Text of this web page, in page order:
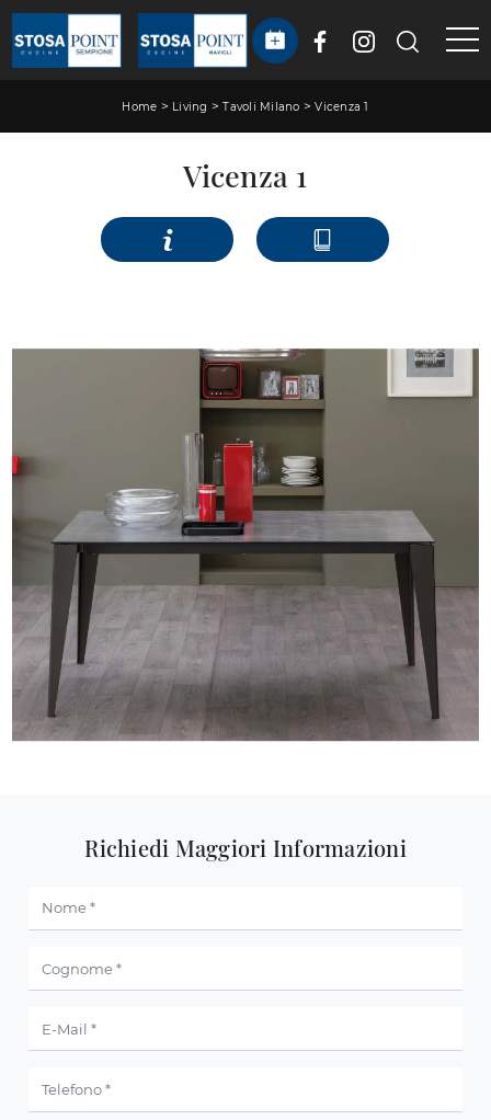
Home > Living >Tavoli Milano >Vicenza 1
Vicenza 1
Richiedi Maggiori Informazioni